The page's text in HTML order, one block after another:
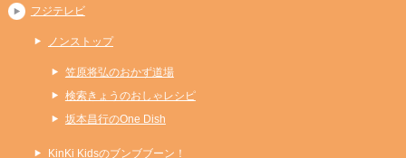
フジテレビ
ノンストップ
笠原将弘のおかず道場
検索きょうのおしゃレシピ
坂本昌行のOne Dish
KinKi Kidsのブンブブーン！